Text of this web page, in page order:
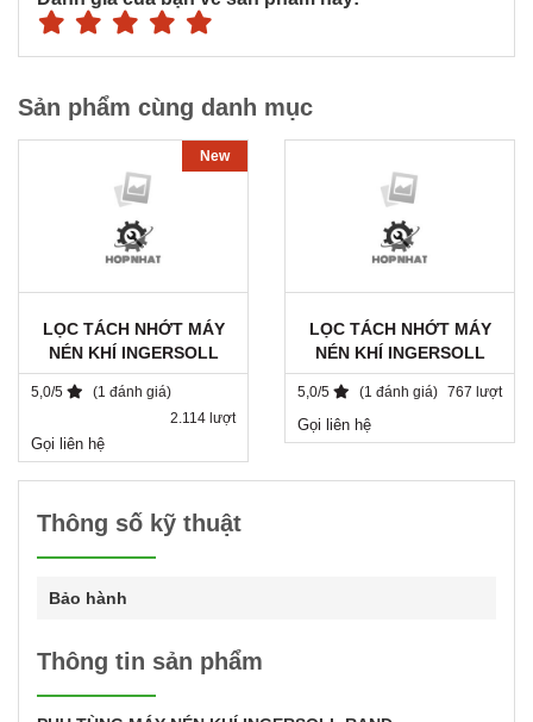
Sản phẩm cùng danh mục
New
LỌC TÁCH NHỚT MÁY
NÉN KHÍ INGERSOLL
RAND / 22219174 / DB
2525
5,0/5
(1 đánh giá)
2.114 lượt
Gọi liên hệ
LỌC TÁCH NHỚT MÁY
NÉN KHÍ INGERSOLL
RAND 39890660 /
AY1025.11080/V1
5,0/5 (1 đánh giá) 767 lượt
Gọi liên hệ
Thông số kỹ thuật
Bảo hành
Thông tin sản phẩm